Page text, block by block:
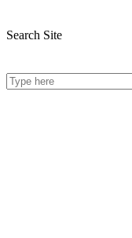
Search Site